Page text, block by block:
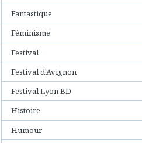
Fantastique
Féminisme
Festival
Festival d'Avignon
Festival Lyon BD
Histoire
Humour